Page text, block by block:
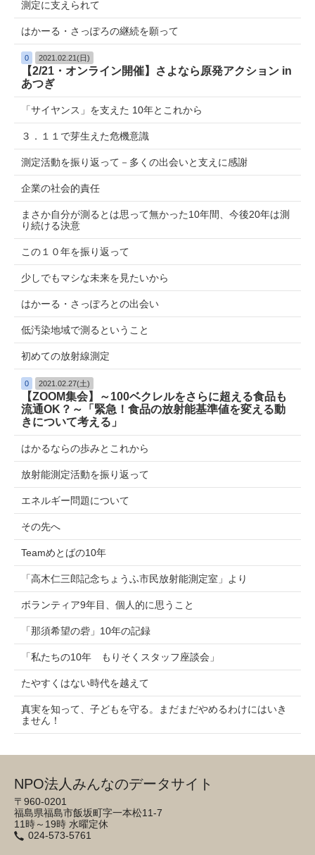
測定に支えられて
はかーる・さっぽろの継続を願って
0 2021.02.21(日)
【2/21・オンライン開催】さよなら原発アクション in
あつぎ
「サイヤンス」を支えた 10年とこれから
３．１１で芽生えた危機意識
測定活動を振り返って－多くの出会いと支えに感謝
企業の社会的責任
まさか自分が測るとは思って無かった10年間、今後20年は測
り続ける決意
この１０年を振り返って
少しでもマシな未来を見たいから
はかーる・さっぽろとの出会い
低汚染地域で測るということ
初めての放射線測定
0 2021.02.27(土)
【ZOOM集会】～100ベクレルをさらに超える食品も
流通OK？～「緊急！食品の放射能基準値を変える動
きについて考える」
はかるならの歩みとこれから
放射能測定活動を振り返って
エネルギー問題について
その先へ
Teamめとばの10年
「高木仁三郎記念ちょうふ市民放射能測定室」より
ボランティア9年目、個人的に思うこと
「那須希望の砦」10年の記録
「私たちの10年 もりそくスタッフ座談会」
たやすくはない時代を越えて
真実を知って、子どもを守る。まだまだやめるわけにはいき
ません！
NPO法人みんなのデータサイト
〒960-0201
福島県福島市飯坂町字一本松11-7
11時～19時 水曜定休
024-573-5761